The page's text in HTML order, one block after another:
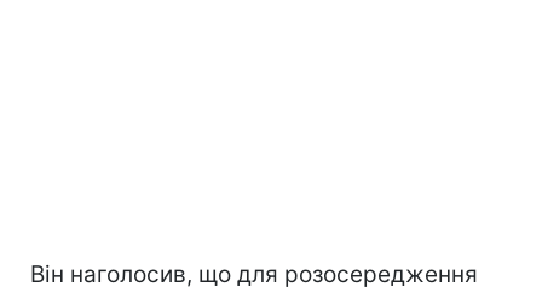
Він наголосив, що для розосередження